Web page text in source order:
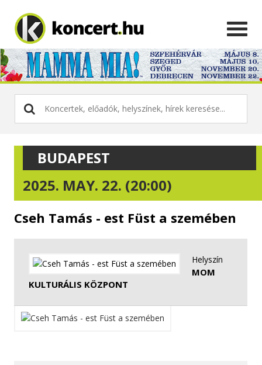
BUDAPEST
2025. MAY. 22. (20:00)
Cseh Tamás - est Füst a szemében
Helyszín
MOM
KULTURÁLIS KÖZPONT